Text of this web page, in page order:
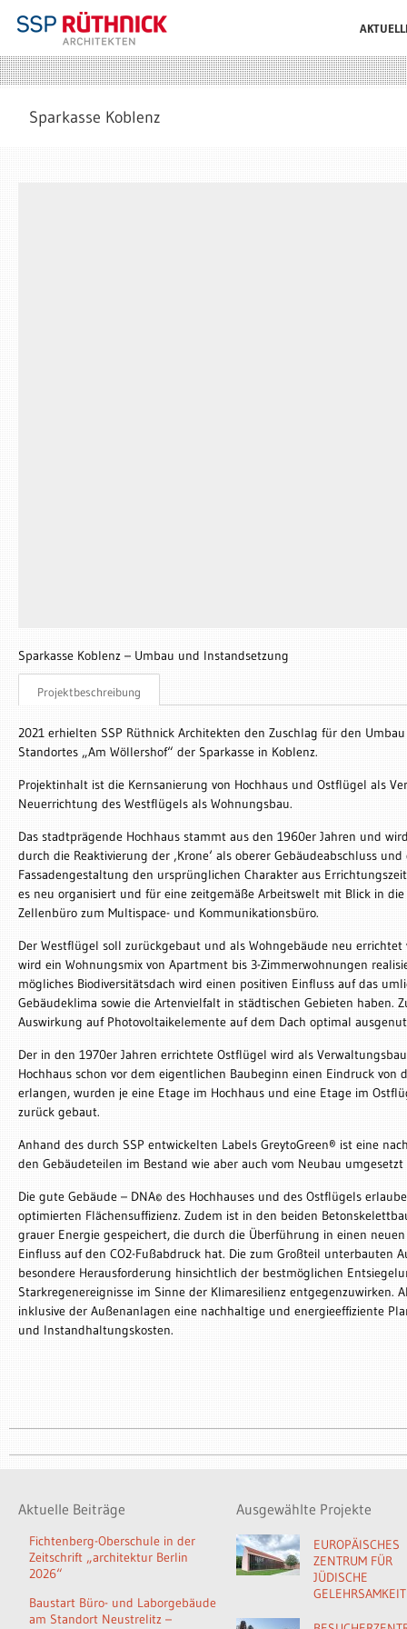
Sparkasse Koblenz
Sparkasse Koblenz – Umbau und Instandsetzung
Projektbeschreibung
2021 erhielten SSP Rüthnick Architekten den Zuschlag für den
Standortes „Am Wöllershof“ der Sparkasse in Koblenz.
Projektinhalt ist die Kernsanierung von Hochhaus und Ostflügel als
Neuerrichtung des Westflügels als Wohnungsbau.
Das stadtprägende Hochhaus stammt aus den 1960er Jahren und
durch die Reaktivierung der ‚Krone‘ als oberer Gebäudeabschluss
Fassadengestaltung den ursprünglichen Charakter aus
es neu organisiert und für eine zeitgemäße Arbeitswelt mit Blick in
Zellenbüro zum Multispace- und Kommunikationsbüro.
Der Westflügel soll zurückgebaut und als Wohngebäude neu errichtet
wird ein Wohnungsmix von Apartment bis 3-Zimmerwohnungen
mögliches Biodiversitätsdach wird einen positiven Einfluss auf das
Gebäudeklima sowie die Artenvielfalt in städtischen Gebieten haben.
Auswirkung auf Photovoltaikelemente auf dem Dach optimal
Der in den 1970er Jahren errichtete Ostflügel wird als
Hochhaus schon vor dem eigentlichen Baubeginn einen Eindruck von
erlangen, wurden je eine Etage im Hochhaus und eine Etage im
zurück gebaut.
Anhand des durch SSP entwickelten Labels GreytoGreen® ist eine
den Gebäudeteilen im Bestand wie aber auch vom Neubau umgesetzt
Die gute Gebäude – DNA© des Hochhauses und des Ostflügels
optimierten Flächensuffizienz. Zudem ist in den beiden
grauer Energie gespeichert, die durch die Überführung in einen
Einfluss auf den CO2-Fußabdruck hat. Die zum Großteil unterbauten
besondere Herausforderung hinsichtlich der bestmöglichen
Starkregenereignisse im Sinne der Klimaresilienz entgegenzuwirken.
inklusive der Außenanlagen eine nachhaltige und energieeffiziente
und Instandhaltungskosten.
Aktuelle Beiträge
Fichtenberg-Oberschule in der
Zeitschrift „architektur Berlin
2026“
Baustart Büro- und Laborgebäude
am Standort Neustrelitz –
Ausgewählte Projekte
EUROPÄISCHES
ZENTRUM FÜR
JÜDISCHE
GELEHRSAMKEIT